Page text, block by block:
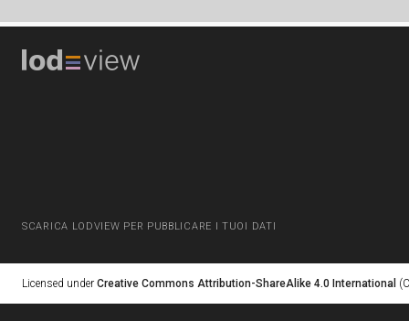
SCARICA LODVIEW PER PUBBLICARE I TUOI DATI
Licensed under Creative Commons Attribution-ShareAlike 4.0 International